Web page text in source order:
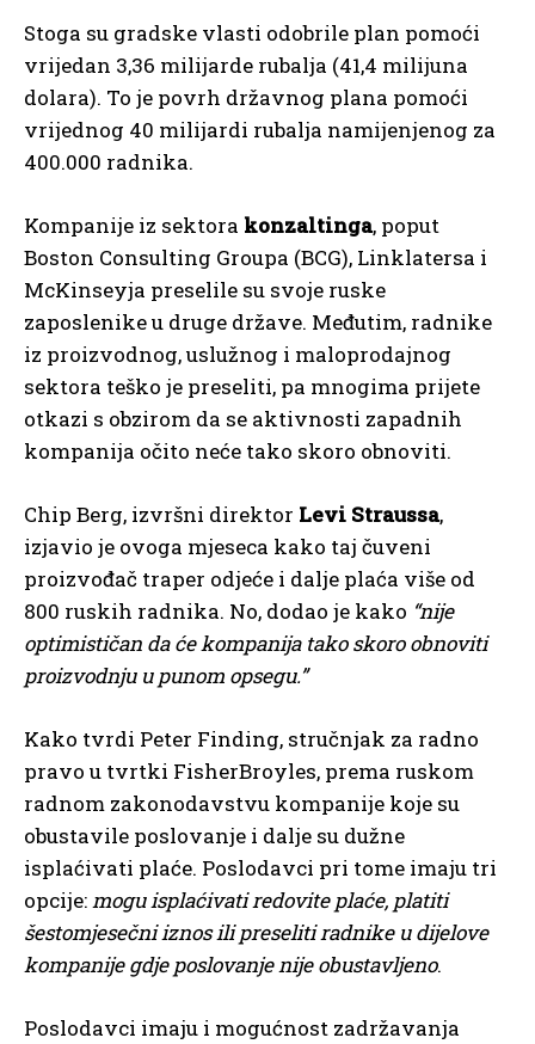
Stoga su gradske vlasti odobrile plan pomoći
vrijedan 3,36 milijarde rubalja (41,4 milijuna
dolara). To je povrh državnog plana pomoći
vrijednog 40 milijardi rubalja namijenjenog za
400.000 radnika.
Kompanije iz sektora konzaltinga, poput
Boston Consulting Groupa (BCG), Linklatersa i
McKinseyja preselile su svoje ruske
zaposlenike u druge države. Međutim, radnike
iz proizvodnog, uslužnog i maloprodajnog
sektora teško je preseliti, pa mnogima prijete
otkazi s obzirom da se aktivnosti zapadnih
kompanija očito neće tako skoro obnoviti.
Chip Berg, izvršni direktor Levi Straussa,
izjavio je ovoga mjeseca kako taj čuveni
proizvođač traper odjeće i dalje plaća više od
800 ruskih radnika. No, dodao je kako “nije
optimističan da će kompanija tako skoro obnoviti
proizvodnju u punom opsegu.”
Kako tvrdi Peter Finding, stručnjak za radno
pravo u tvrtki FisherBroyles, prema ruskom
radnom zakonodavstvu kompanije koje su
obustavile poslovanje i dalje su dužne
isplaćivati plaće. Poslodavci pri tome imaju tri
opcije:mogu isplaćivati redovite plaće, platiti
šestomjesečni iznos ili preseliti radnike u dijelove
kompanije gdje poslovanje nije obustavljeno.
Poslodavci imaju i mogućnost zadržavanja